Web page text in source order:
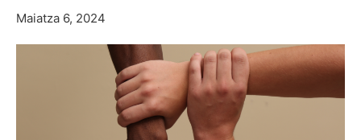
Maiatza 6, 2024